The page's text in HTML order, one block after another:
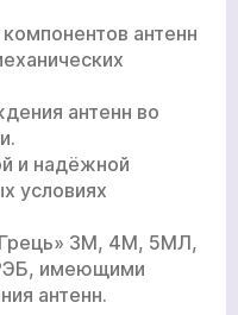
антенн
антенн во
и надёжной
условиях
3М, 4М, 5МЛ,
имеющими
антенн.